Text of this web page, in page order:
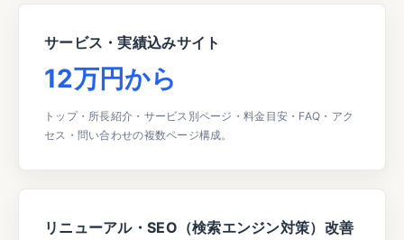
サービス・実績込みサイト
12万円から
トップ・所長紹介・サービス別ページ・料金目安・FAQ・アク
セス・問い合わせの複数ページ構成。
リニューアル・SEO（検索エンジン対策）改善